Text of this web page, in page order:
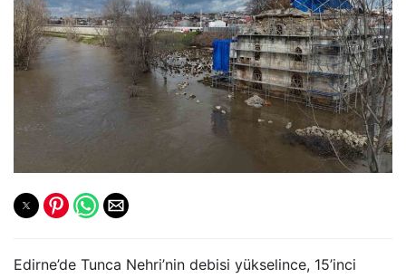
Edirne’de Tunca Nehri’nin debisi yükselince, 15’inci